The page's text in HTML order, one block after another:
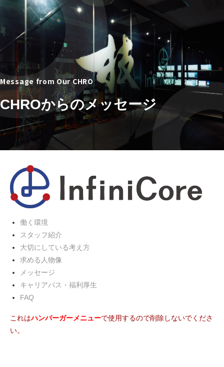
Message from Our CHRO
CHROからのメッセージ
働く環境
スタッフ紹介
大切にしている考え方
求める人物像
メッセージ
キャリアパス・福利厚生
FAQ
これはハンバーガーメニューで使用するので削除しないでくださ
い。